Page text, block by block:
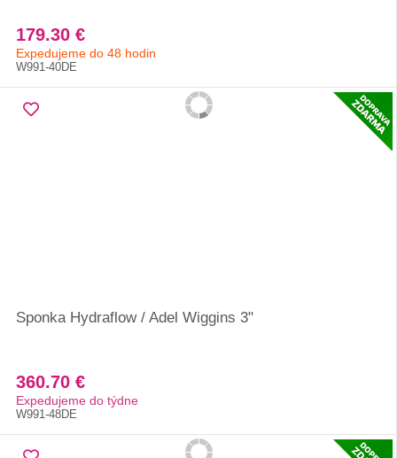
179.30 €
Expedujeme do 48 hodin
W991-40DE
Sponka Hydraflow / Adel Wiggins 3"
360.70 €
Expedujeme do týdne
W991-48DE